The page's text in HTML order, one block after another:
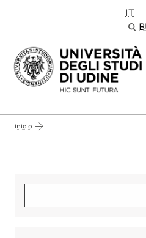
Passa al contenuto
IT
inicio